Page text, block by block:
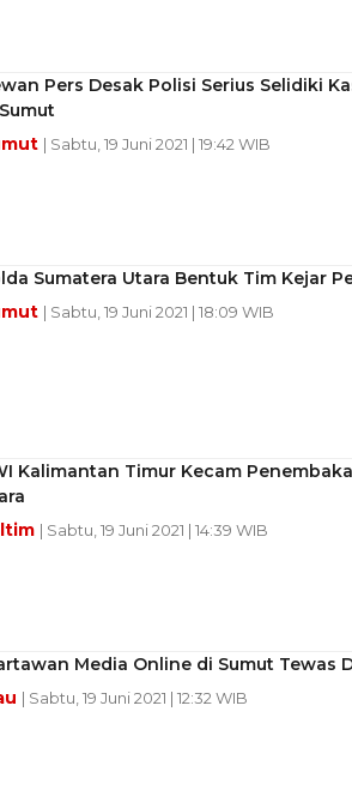
Pers Desak Polisi Serius Selidiki
| Sabtu, 19 Juni 2021 | 19:42 WIB
Sumatera Utara Bentuk Tim Kejar
| Sabtu, 19 Juni 2021 | 18:09 WIB
Kalimantan Timur Kecam
| Sabtu, 19 Juni 2021 | 14:39 WIB
Media Online di Sumut Tewas
| Sabtu, 19 Juni 2021 | 12:32 WIB